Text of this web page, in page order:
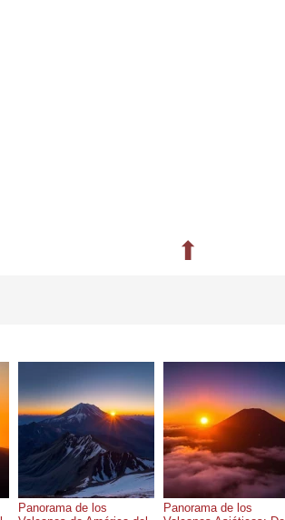
⬆
Panorama de los
Panorama de los